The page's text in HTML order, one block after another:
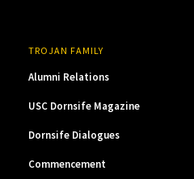
TROJAN FAMILY
Alumni Relations
USC Dornsife Magazine
Dornsife Dialogues
Commencement